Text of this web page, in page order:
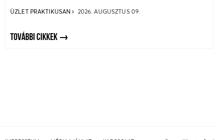
ÜZLET PRAKTIKUSAN 2026. AUGUSZTUS 09.
TOVÁBBI CIKKEK